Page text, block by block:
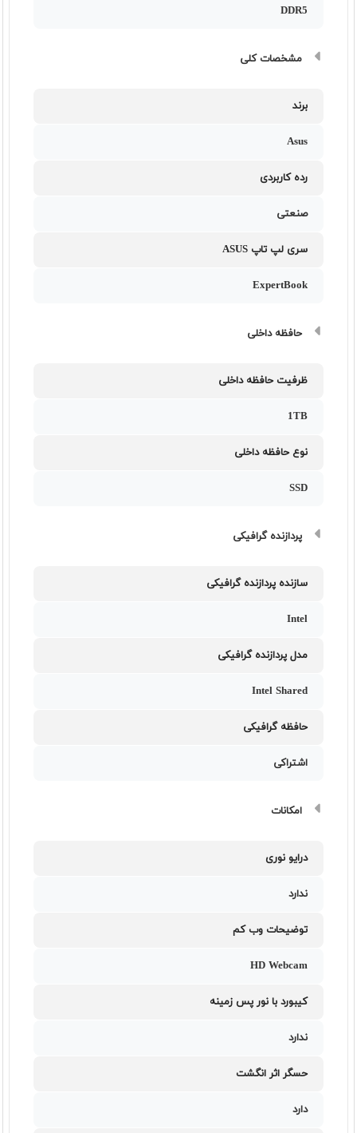
DDR5
مشخصات کلی
برند
Asus
رده کاربردی
صنعتی
سری لپ تاپ ASUS
ExpertBook
حافظه داخلی
ظرفیت حافظه داخلی
1TB
نوع حافظه داخلی
SSD
پردازنده گرافیکی
سازنده پردازنده گرافیکی
Intel
مدل پردازنده گرافیکی
Intel Shared
حافظه گرافیکی
اشتراکی
امکانات
درایو نوری
ندارد
توضیحات وب کم
HD Webcam
کیبورد با نور پس زمینه
ندارد
حسگر اثر انگشت
دارد